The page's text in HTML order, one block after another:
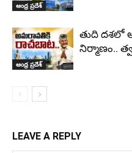
ఆంధ్ర ప్రదేశ్
ఆంధ్ర ప్రదేశ్
తుది దశలో
నిర్మాణం..
LEAVE A REPLY